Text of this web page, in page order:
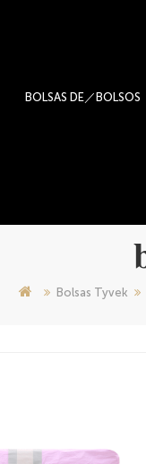
BOLSAS DE／BOLSOS
Bolsas Tyvek